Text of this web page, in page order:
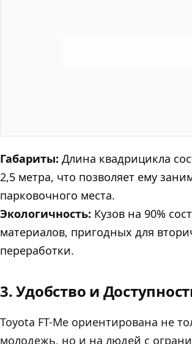
Габариты: Длина квадрицикла
2,5 метра, что позволяет ему
парковочного места.
Экологичность: Кузов на 90%
материалов, пригодных для
переработки.
3. Удобство и
Toyota FT-Me ориентирована не
молодежь, но и на людей с